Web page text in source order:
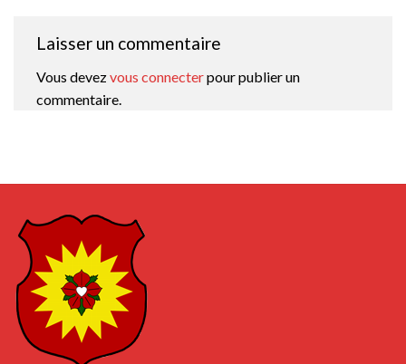
Laisser un commentaire
Vous devezvous connecterpour publier un
commentaire.